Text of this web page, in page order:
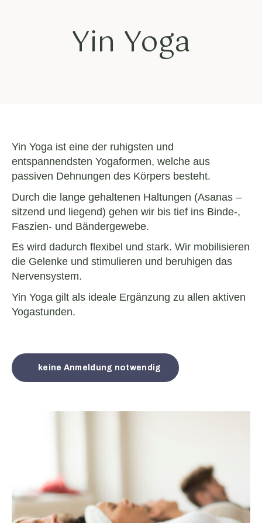
Yin Yoga
Yin Yoga ist eine der ruhigsten und
entspannendsten Yogaformen, welche aus
passiven Dehnungen des Körpers besteht.
Durch die lange gehaltenen Haltungen (Asanas –
sitzend und liegend) gehen wir bis tief ins Binde-,
Faszien- und Bändergewebe.
Es wird dadurch flexibel und stark. Wir mobilisieren
die Gelenke und stimulieren und beruhigen das
Nervensystem.
Yin Yoga gilt als ideale Ergänzung zu allen aktiven
Yogastunden.
keine Anmeldung notwendig